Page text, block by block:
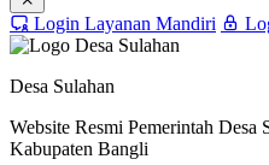
Login Layanan Mandiri
Desa Sulahan
Website Resmi Pemerintah Desa
Kabupaten Bangli